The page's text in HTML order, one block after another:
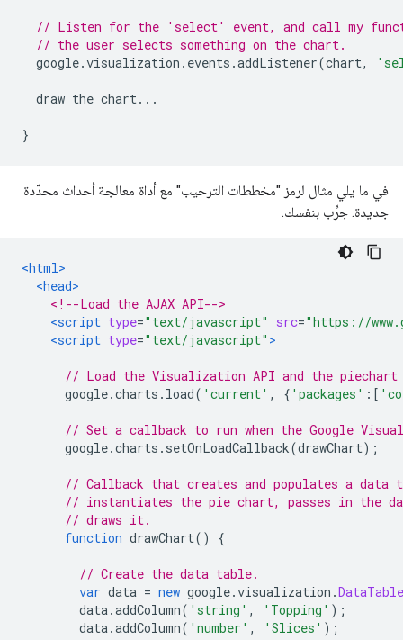
// Listen for the 'select' event, and call my
// the user selects something on the chart.
google.visualization . events .addListener(chart,
draw the chart...
}
في ما يلي مثال لرمز "مخططات الترحيب" مع أداة معالجة أحداث محدّدة
جديدة. جرِّب بنفسك.
<html>
<head>
<!--Load the AJAX API-->
<script type="text/javascript" src="https://
<script type="text/javascript" >
// Load the Visualization API and the piechart
google.charts . load( 'current' , { 'packages' :[
// Set a callback to run when the Google
google.charts . setOnLoadCallback(drawChart);
// Callback that creates and populates a data
// instantiates the pie chart, passes in the
// draws it.
function drawChart() {
// Create the data table.
var data = new google.visualization .DataTable
data.addColumn( 'string' , 'Topping' );
data.addColumn( 'number' , 'Slices' );